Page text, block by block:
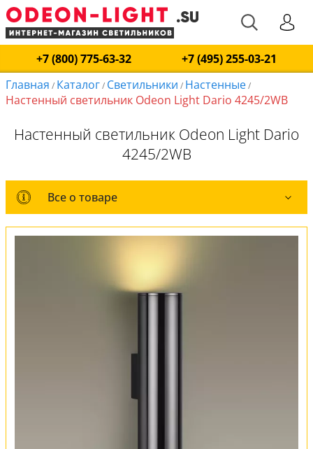
+7 (800) 775-63-32
+7 (495) 255-03-21
Главная / Каталог/ Светильники / Настенные/
Настенный светильник Odeon Light Dario 4245/2WB
Настенный светильник Odeon Light Dario
4245/2WB
Все о товаре
Все о товаре
Вся коллекция